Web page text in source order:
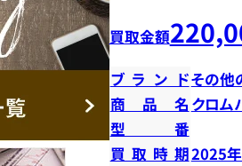
買取金額
ブランドその他
商品名 クロム
型番
買取時期2025